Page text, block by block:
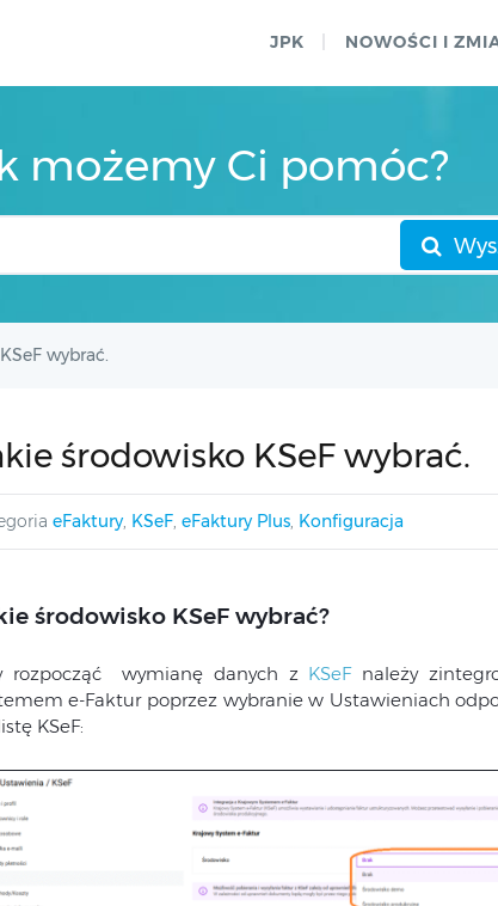
JPK NOWOŚCI I
możemy Ci pomóc?
wybrać.
środowisko KSeF wybrać.
eFaktury, KSeF, eFaktury Plus, Konfiguracja
środowisko KSeF wybrać?
rozpocząć wymianę danych z KSeFnależy
e-Faktur poprzez wybranie w Ustawieniach
KSeF: